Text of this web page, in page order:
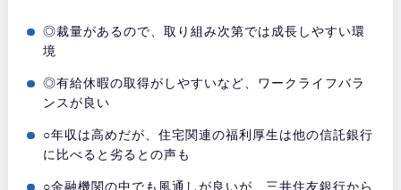
◎裁量があるので、取り組み次第では成長しやすい環
境
◎有給休暇の取得がしやすいなど、ワークライフバラ
ンスが良い
○年収は高めだが、住宅関連の福利厚生は他の信託銀行
に比べると劣るとの声も
○金融機関の中でも風通しが良いが、三井住友銀行から